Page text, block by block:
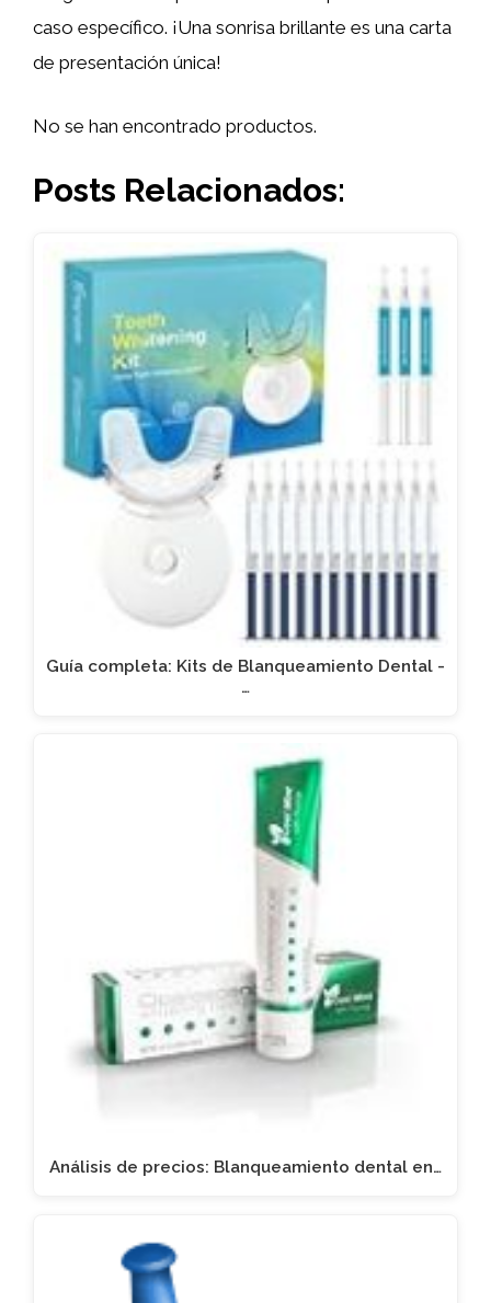
caso específico. ¡Una sonrisa brillante es una carta
de presentación única!
No se han encontrado productos.
Posts Relacionados:
Guía completa: Kits de Blanqueamiento Dental -
…
Análisis de precios: Blanqueamiento dental en…